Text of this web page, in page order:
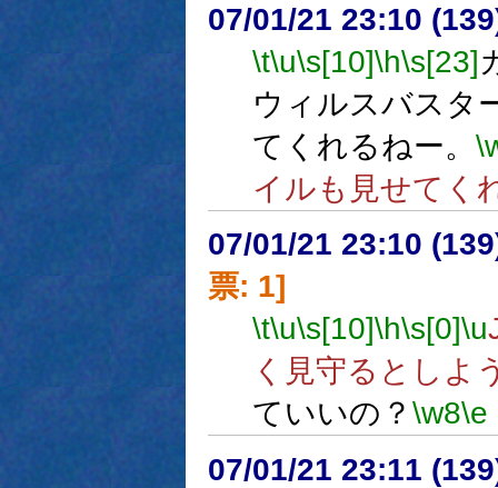
07/01/21 23:10
\t\u\s[10]\h\s[23]
ウィルスバスタ
てくれるねー。
イルも見せてく
07/01/21 23:10
票: 1]
\t\u\s[10]\h\s[0]\u
く見守るとしよ
ていいの？ \w8\e
07/01/21 23:11